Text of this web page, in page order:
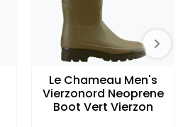
Le Chameau Men's
Vierzonord Neoprene
Boot Vert Vierzon